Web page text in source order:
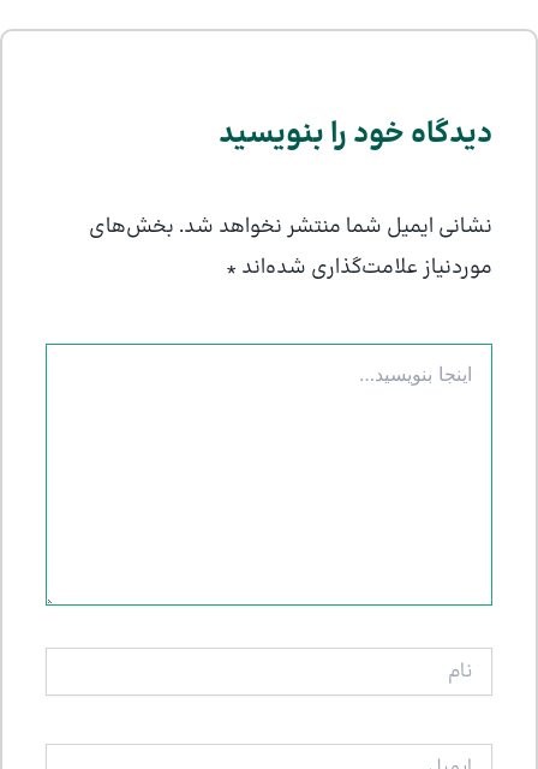
دیدگاه‌ خود را بنویسید
نشانی ایمیل شما منتشر نخواهد شد. بخش‌های
موردنیاز علامت‌گذاری شده‌اند *
بنویسید…
ایمیل